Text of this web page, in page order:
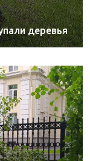
деревья